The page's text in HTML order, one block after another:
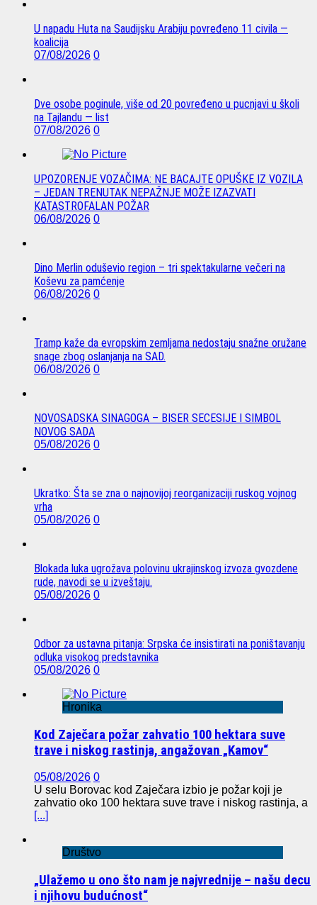
U napadu Huta na Saudijsku Arabiju povređeno 11 civila —
koalicija
07/08/2026 0
Dve osobe poginule, više od 20 povređeno u pucnjavi u školi
na Tajlandu — list
07/08/2026 0
UPOZORENJE VOZAČIMA: NE BACAJTE OPUŠKE IZ VOZILA
– JEDAN TRENUTAK NEPAŽNJE MOŽE IZAZVATI
KATASTROFALAN POŽAR
06/08/2026 0
Dino Merlin oduševio region – tri spektakularne večeri na
Koševu za pamćenje
06/08/2026 0
Tramp kaže da evropskim zemljama nedostaju snažne oružane
snage zbog oslanjanja na SAD.
06/08/2026 0
NOVOSADSKA SINAGOGA – BISER SECESIJE I SIMBOL
NOVOG SADA
05/08/2026 0
Ukratko: Šta se zna o najnovijoj reorganizaciji ruskog vojnog
vrha
05/08/2026 0
Blokada luka ugrožava polovinu ukrajinskog izvoza gvozdene
rude, navodi se u izveštaju.
05/08/2026 0
Odbor za ustavna pitanja: Srpska će insistirati na poništavanju
odluka visokog predstavnika
05/08/2026 0
Hronika
Kod Zaječara požar zahvatio 100 hektara suve
trave i niskog rastinja, angažovan „Kamov“
05/08/2026 0
U selu Borovac kod Zaječara izbio je požar koji je
zahvatio oko 100 hektara suve trave i niskog rastinja, a
[...]
Društvo
„Ulažemo u ono što nam je najvrednije – našu decu
i njihovu budućnost“